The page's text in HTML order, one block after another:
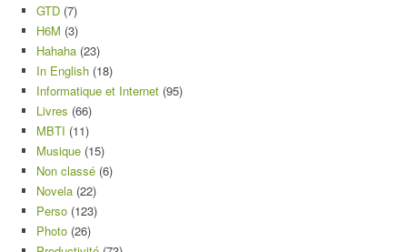
GTD (7)
H6M (3)
Hahaha (23)
In English (18)
Informatique et Internet (95)
Livres (66)
MBTI (11)
Musique (15)
Non classé (6)
Novela (22)
Perso (123)
Photo (26)